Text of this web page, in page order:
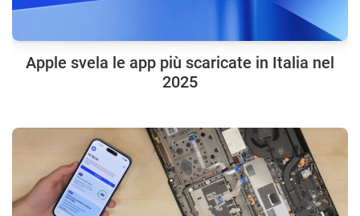
Apple svela le app più scaricate in Italia nel
2025